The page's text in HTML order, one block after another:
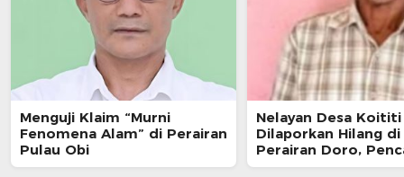
Menguji Klaim “Murni
Fenomena Alam” di Perairan
Pulau Obi
Nelayan Desa Koititi
Dilaporkan Hilang di
Perairan Doro,
Masih Berlanjut